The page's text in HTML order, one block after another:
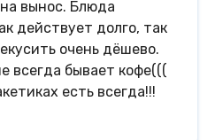
вынос. Блюда
действует долго, так
очень дёшево.
всегда бывает кофе(((
есть всегда!!!